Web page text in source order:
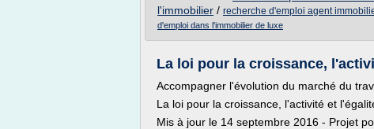
l'immobilier / recherche d'emploi agent
d'emploi dans l'immobilier de luxe
La loi pour la croissance,
Accompagner l'évolution du marché du
La loi pour la croissance, l'activité et
Mis à jour le 14 septembre 2016 - Projet